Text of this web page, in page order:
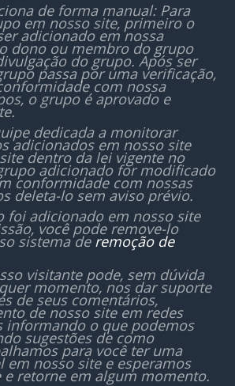
de forma manual: Para
em nosso site, primeiro o
adicionado em nossa
dono ou membro do grupo
do grupo. Após ser
passa por uma verificação,
com nossa
o grupo é aprovado e
dedicada a monitorar
adicionados em nosso site
dentro da lei vigente no
adicionado for modificado
conformidade com nossas
deleta-lo sem aviso prévio.
foi adicionado em nosso site
você pode remove-lo
sistema de remoção de
visitante pode, sem dúvida
momento, nos dar suporte
de seus comentários,
de nosso site em redes
informando o que podemos
sugestões de como
para você ter uma
em nosso site e esperamos
e retorne em algum momento.